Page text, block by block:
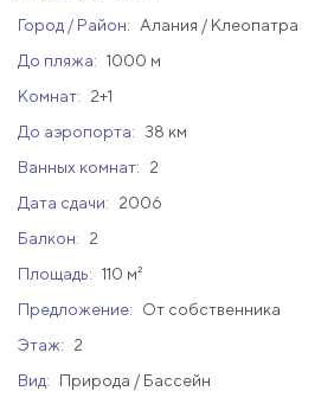
Город / Район:
Алания / Клеопатра
До пляжа: 1000 м
Комнат:
2+1
До аэропорта:
38 км
Ванных комнат:
2
Дата сдачи:
2006
Балкон:
2
Площадь: 110 м²
Предложение:
От собственника
Этаж:
2
Вид:
Природа / Бассейн